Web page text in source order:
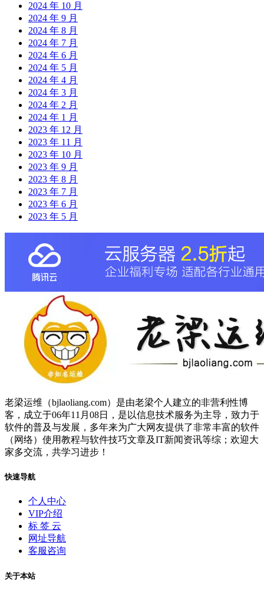
2024 年 10 月
2024 年 9 月
2024 年 8 月
2024 年 7 月
2024 年 6 月
2024 年 5 月
2024 年 4 月
2024 年 3 月
2024 年 2 月
2024 年 1 月
2023 年 12 月
2023 年 11 月
2023 年 10 月
2023 年 9 月
2023 年 8 月
2023 年 7 月
2023 年 6 月
2023 年 5 月
老梁运维（bjlaoliang.com）是由老梁个人建立的非营利性博
客，成立于06年11月08日，是以信息技术服务为主导，致力于
软件的普及与发展，多年来为广大网友提供了非常丰富的软件
（网络）使用教程与软件技巧文章及IT新闻资讯等综；欢迎大
家多交流，共学习进步！
快速导航
个人中心
VIP介绍
标 签 云
网址导航
客服咨询
关于本站